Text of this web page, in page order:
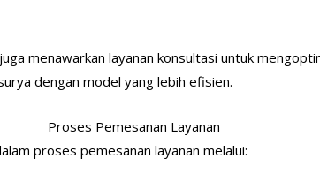
menawarkan layanan konsultasi untuk
dengan model yang lebih efisien.
Proses Pemesanan Layanan
proses pemesanan layanan melalui: